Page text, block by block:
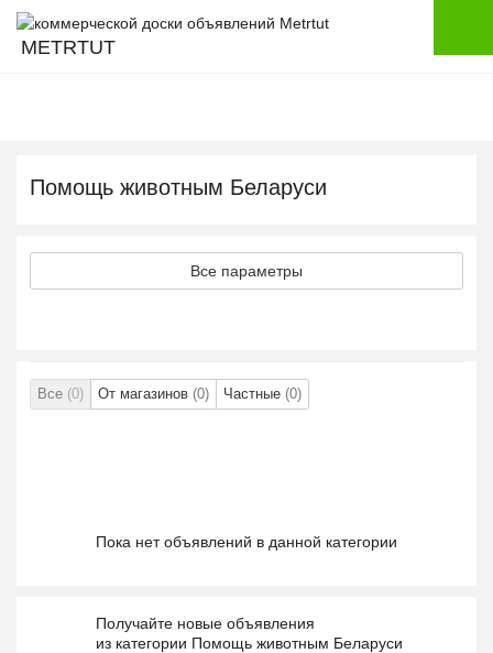
METRTUT
Помощь животным Беларуси
Все параметры
Все (0) От магазинов (0) Частные (0)
Пока нет объявлений в данной категории
Получайте новые объявления
из категории Помощь животным Беларуси